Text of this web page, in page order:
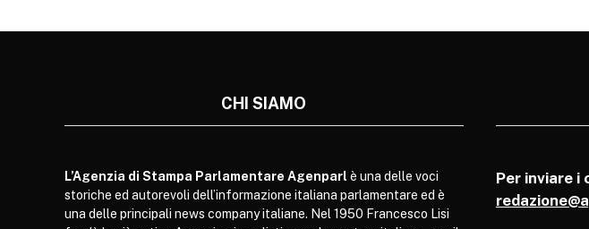
CHI SIAMO
L’Agenzia di Stampa Parlamentare Agenparl è una delle voci
storiche ed autorevoli dell’informazione italiana parlamentare ed è
una delle principali news company italiane. Nel 1950 Francesco Lisi
Per inviare i